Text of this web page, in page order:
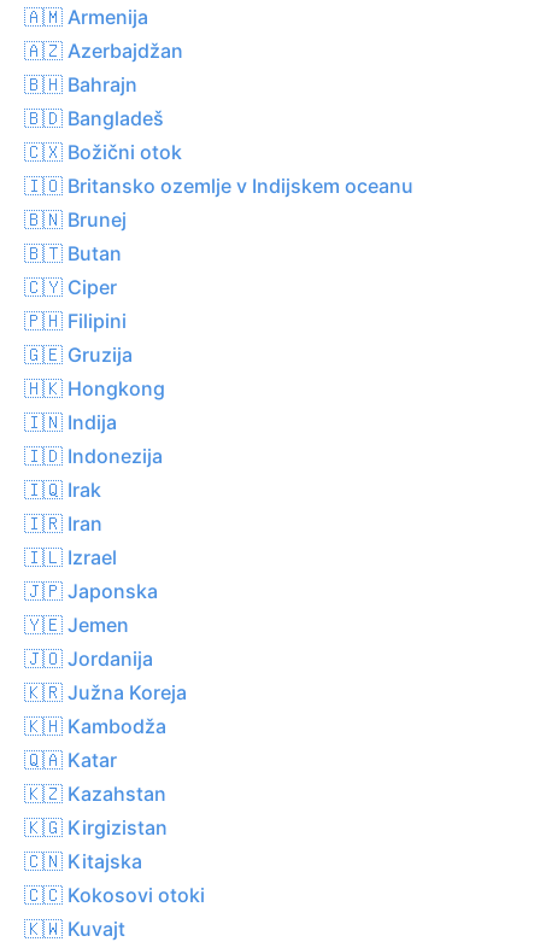
🇦🇲 Armenija
🇦🇿 Azerbajdžan
🇧🇭 Bahrajn
🇧🇩 Bangladeš
🇨🇽 Božični otok
🇮🇴 Britansko ozemlje v Indijskem oceanu
🇧🇳 Brunej
🇧🇹 Butan
🇨🇾 Ciper
🇵🇭 Filipini
🇬🇪 Gruzija
🇭🇰 Hongkong
🇮🇳 Indija
🇮🇩 Indonezija
🇮🇶 Irak
🇮🇷 Iran
🇮🇱 Izrael
🇯🇵 Japonska
🇾🇪 Jemen
🇯🇴 Jordanija
🇰🇷 Južna Koreja
🇰🇭 Kambodža
🇶🇦 Katar
🇰🇿 Kazahstan
🇰🇬 Kirgizistan
🇨🇳 Kitajska
🇨🇨 Kokosovi otoki
🇰🇼 Kuvajt